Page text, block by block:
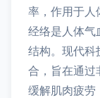
率，作用于人
经络是人体气
结构。现代科
合，旨在通过
缓解肌肉疲劳